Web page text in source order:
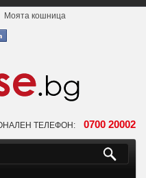
Моята кошница
ТЕЛЕФОН: 0700 20002